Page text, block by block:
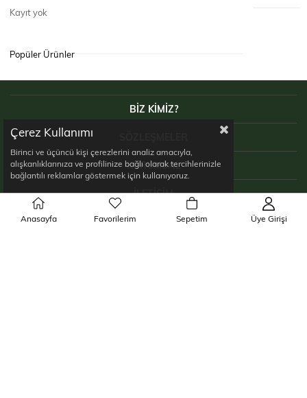
BİZ KİMİZ?
KURUMSAL
İLETIŞIM
Çerez Kullanımı
Birinci ve üçüncü kişi çerezlerini analiz amacıyla,
alışkanlıklarınıza ve profilinize bağlı olarak tercihlerinizle
bağlantılı reklamlar göstermek için kullanıyoruz.
Anasayfa Favorilerim Sepetim Üye Girişi
Kayıt yok
Popüler Ürünler